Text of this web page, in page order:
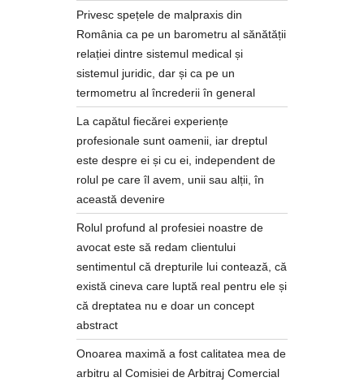
Privesc spețele de malpraxis din
România ca pe un barometru al sănătății
relației dintre sistemul medical și
sistemul juridic, dar și ca pe un
termometru al încrederii în general
La capătul fiecărei experiențe
profesionale sunt oamenii, iar dreptul
este despre ei și cu ei, independent de
rolul pe care îl avem, unii sau alții, în
această devenire
Rolul profund al profesiei noastre de
avocat este să redam clientului
sentimentul că drepturile lui contează, că
există cineva care luptă real pentru ele și
că dreptatea nu e doar un concept
abstract
Onoarea maximă a fost calitatea mea de
arbitru al Comisiei de Arbitraj Comercial